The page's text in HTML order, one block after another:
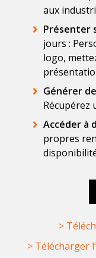
aux
Présenter
jours :
logo,
Générer
Récupérez
Accéder à
propres
>
> Télécharger